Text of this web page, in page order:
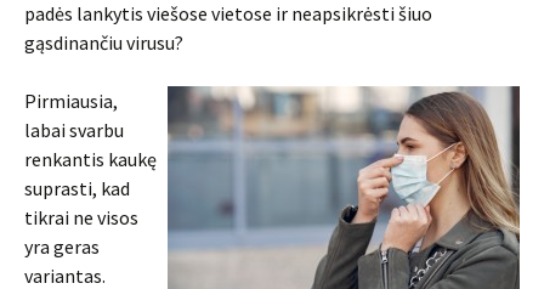
padės lankytis viešose vietose ir neapsikrėsti šiuo
gąsdinančiu virusu?
Pirmiausia,
labai svarbu
renkantis kaukę
suprasti, kad
tikrai ne visos
yra geras
variantas.